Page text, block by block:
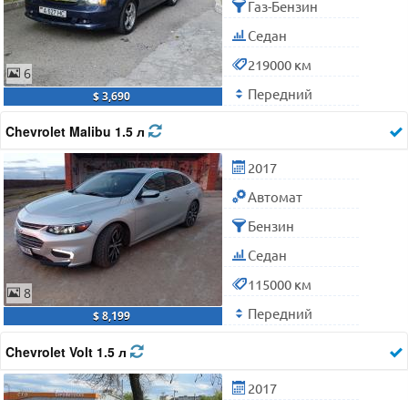
6
$ 3,690
Газ-Бензин
Седан
219000 км
Передний
Chevrolet Malibu 1.5 л
8
$ 8,199
2017
Автомат
Бензин
Седан
115000 км
Передний
Chevrolet Volt 1.5 л
2017